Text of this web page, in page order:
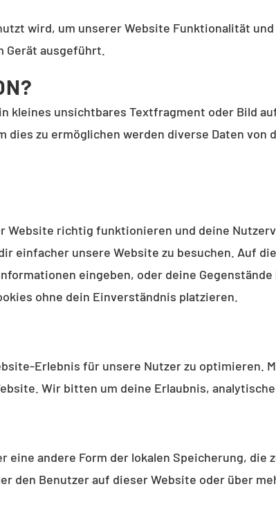
wird, um unserer Website Funktionalität
Gerät ausgeführt.
kleines unsichtbares Textfragment oder Bild
dies zu ermöglichen werden diverse Daten von
Website richtig funktionieren und deine
einfacher unsere Website zu besuchen. Auf
eingeben, oder deine
ohne dein Einverständnis platzieren.
Erlebnis für unsere Nutzer zu optimieren.
Wir bitten um deine Erlaubnis, analytische
eine andere Form der lokalen Speicherung,
den Benutzer auf dieser Website oder über